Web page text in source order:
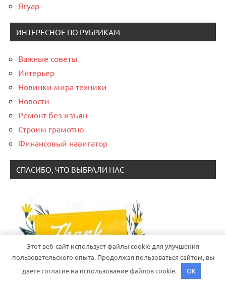
Ягуар
ИНТЕРЕСНОЕ ПО РУБРИКАМ
Важные советы
Интерьер
Новинки мира техники
Новости
Ремонт без изъян
Строим грамотно
Финансовый навигатор
СПАСИБО, ЧТО ВЫБРАЛИ НАС
Этот веб-сайт использует файлы cookie для улучшения
пользовательского опыта. Продолжая пользоваться сайтом, вы
даете согласие на использование файлов cookie.
OK